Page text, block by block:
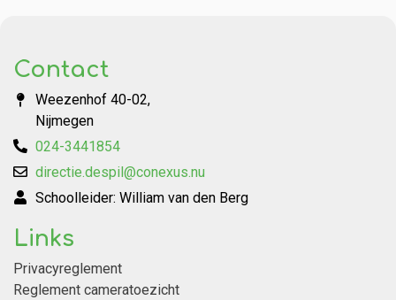
Contact
Weezenhof 40-02,
Nijmegen
024-3441854
directie.despil@conexus.nu
Schoolleider: William van den Berg
Links
Privacyreglement
Reglement cameratoezicht